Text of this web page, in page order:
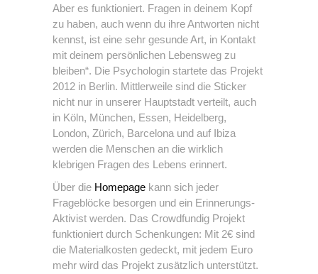
Aber es funktioniert. Fragen in deinem Kopf
zu haben, auch wenn du ihre Antworten nicht
kennst, ist eine sehr gesunde Art, in Kontakt
mit deinem persönlichen Lebensweg zu
bleiben“. Die Psychologin startete das Projekt
2012 in Berlin. Mittlerweile sind die Sticker
nicht nur in unserer Hauptstadt verteilt, auch
in Köln, München, Essen, Heidelberg,
London, Zürich, Barcelona und auf Ibiza
werden die Menschen an die wirklich
klebrigen Fragen des Lebens erinnert.
Über die Homepage kann sich jeder
Frageblöcke besorgen und ein Erinnerungs-
Aktivist werden. Das Crowdfundig Projekt
funktioniert durch Schenkungen: Mit 2€ sind
die Materialkosten gedeckt, mit jedem Euro
mehr wird das Projekt zusätzlich unterstützt.